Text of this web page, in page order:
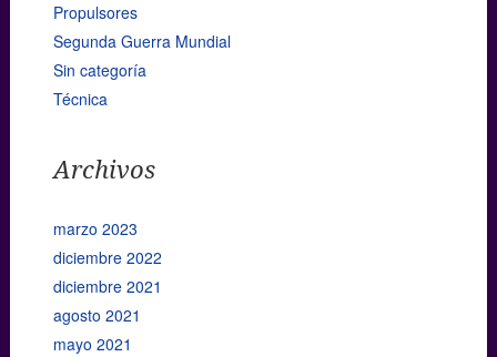
Propulsores
Segunda Guerra Mundial
Sin categoría
Técnica
Archivos
marzo 2023
diciembre 2022
diciembre 2021
agosto 2021
mayo 2021